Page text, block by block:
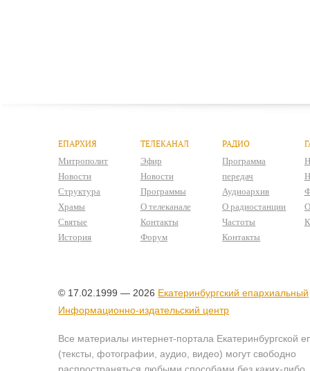
ЕПАРХИЯ
Митрополит
Новости
Структура
Храмы
Святые
История
ТЕЛЕКАНАЛ
Эфир
Новости
Программы
О телеканале
Контакты
Форум
РАДИО
Программа
передач
Аудиоархив
О радиостанции
Частоты
Контакты
© 17.02.1999 — 2026 Екатеринбургский епархиальный
Информационно-издательский центр
Все материалы интернет-портала Екатеринбургской
(тексты, фотографии, аудио, видео) могут свободно